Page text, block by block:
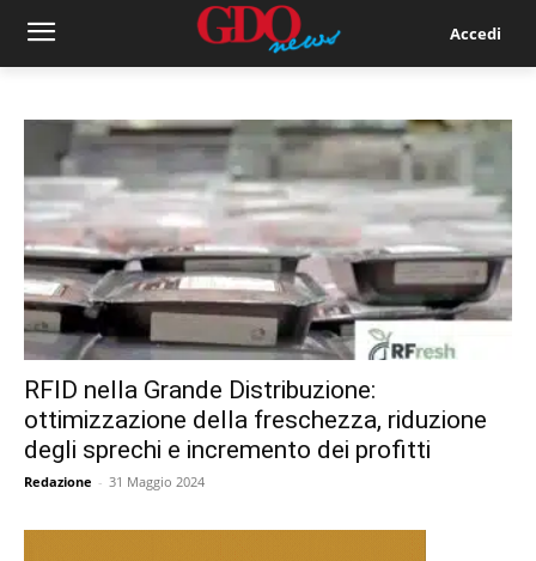
Accedi
RFID nella Grande Distribuzione:
ottimizzazione della freschezza, riduzione
degli sprechi e incremento dei profitti
Redazione - 31 Maggio 2024